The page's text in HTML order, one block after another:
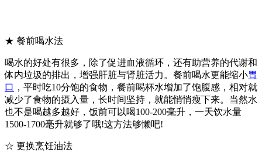
★ 餐前喝水法
喝水的好处有很多，除了促进血液循环，还有助营养的代谢和
体内垃圾的排出，增强肝脏与肾脏活力。餐前喝水更能缩小胃
口 ，平时吃10分饱的食物，餐前喝杯水增加了饱腹感，相对就
减少了食物的摄入量，长时间坚持，就能悄悄瘦下来。当然水
也不是喝越多越好，饭前可以喝100-200毫升，一天饮水量
1500-1700毫升就够了哦!这方法够懒吧!
☆ 更换烹饪油法